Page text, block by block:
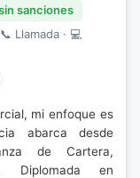
sanciones
Llamada · 💻
mi enfoque es
abarca desde
de Cartera,
Diplomada en